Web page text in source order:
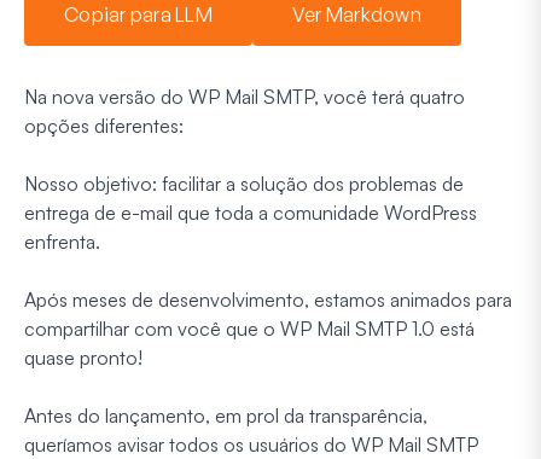
Copiar para LLM Ver Markdown
Na nova versão do WP Mail SMTP, você terá quatro
opções diferentes:
Nosso objetivo: facilitar a solução dos problemas de
entrega de e-mail que toda a comunidade WordPress
enfrenta.
Após meses de desenvolvimento, estamos animados para
compartilhar com você que o WP Mail SMTP 1.0 está
quase pronto!
Antes do lançamento, em prol da transparência,
queríamos avisar todos os usuários do WP Mail SMTP